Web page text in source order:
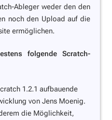
Ableger weder den den
noch den Upload auf die
ermöglichen.
folgende Scratch-
1.2.1 aufbauende
von Jens Moenig.
die Möglichkeit,